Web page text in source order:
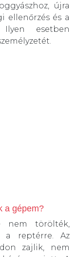
újra
ellenőrzés és a
Ilyen esetben
a gépem?
nem törölték,
a reptérre. Az
zajlik, nem